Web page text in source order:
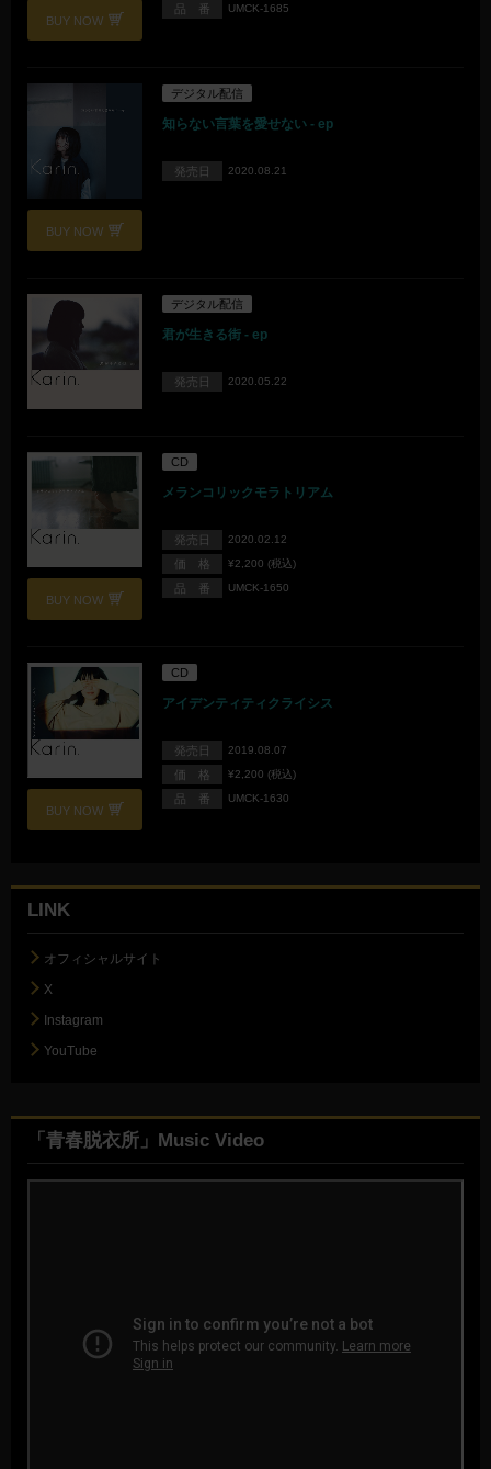
BUY NOW
品 番 UMCK-1685
BUY NOW
デジタル配信
知らない言葉を愛せない - ep
発売日 2020.08.21
デジタル配信
君が生きる街 - ep
発売日 2020.05.22
BUY NOW
CD
メランコリックモラトリアム
発売日 2020.02.12
価 格 ¥2,200 (税込)
品 番 UMCK-1650
BUY NOW
CD
アイデンティティクライシス
発売日 2019.08.07
価 格 ¥2,200 (税込)
品 番 UMCK-1630
LINK
オフィシャルサイト
X
Instagram
YouTube
「青春脱衣所」Music Video